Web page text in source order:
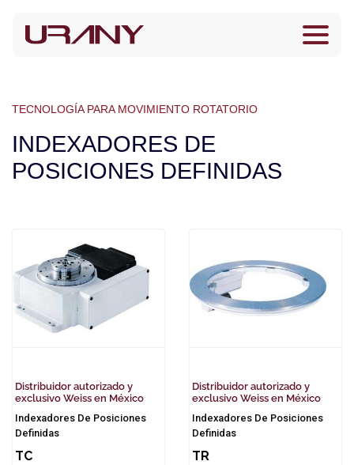
TECNOLOGÍA PARA MOVIMIENTO ROTATORIO
INDEXADORES DE
POSICIONES DEFINIDAS
Distribuidor autorizado y
exclusivo Weiss en México
Indexadores De Posiciones
Definidas
TC
Distribuidor autorizado y
exclusivo Weiss en México
Indexadores De Posiciones
Definidas
TR